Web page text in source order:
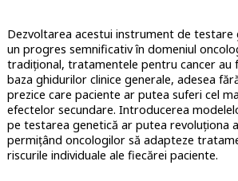
Dezvoltarea acestui instrument de testare
un progres semnificativ în domeniul
tradițional, tratamentele pentru cancer au
baza ghidurilor clinice generale, adesea
prezice care paciente ar putea suferi cel
efectelor secundare. Introducerea
pe testarea genetică ar putea revoluționa
permițând oncologilor să adapteze
riscurile individuale ale fiecărei paciente.